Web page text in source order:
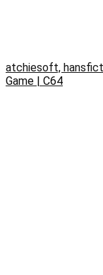
atchiesoft,
Game | C64